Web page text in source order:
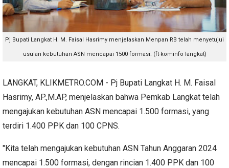
Pj Bupati Langkat H. M. Faisal Hasrimy menjelaskan Menpan RB telah menyetujui
usulan kebutuhan ASN mencapai 1500 formasi. (ft-kominfo langkat)
LANGKAT, KLIKMETRO.COM - Pj Bupati Langkat H. M. Faisal
Hasrimy, AP.,M.AP, menjelaskan bahwa Pemkab Langkat telah
mengajukan kebutuhan ASN mencapai 1.500 formasi, yang
terdiri 1.400 PPK dan 100 CPNS.
"Kita telah mengajukan kebutuhan ASN Tahun Anggaran 2024
mencapai 1.500 formasi, dengan rincian 1.400 PPK dan 100